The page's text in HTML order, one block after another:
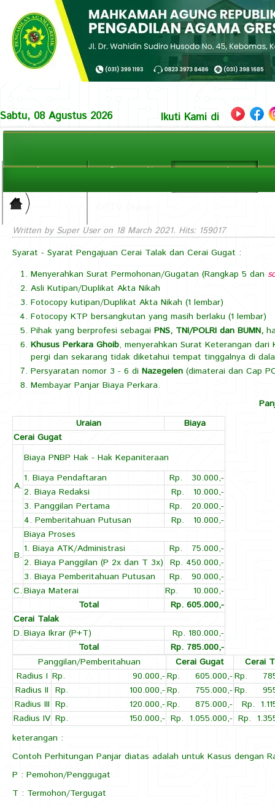
Sabtu, 08 Agustus 2026 Ikuti Kami di
Beranda Profil Pengadilan Layanan Hukum
PPID
Layanan
Hukum ||
Prosedur
Perkara
>
Pengajuan
>
Syarat
Perkara
>
Syarat
Perkara
Cerai....
Written by Super User on 18 March 2021. Hits: 159017
Syarat - Syarat Pengajuan Cerai Talak dan Cerai Gugat :
Menyerahkan Surat Permohonan/Gugatan (Rangkap 5 dan
Asli Kutipan/Duplikat Akta Nikah
Fotocopy kutipan/Duplikat Akta Nikah (1 lembar)
Fotocopy KTP bersangkutan yang masih berlaku (1 lembar)
Pihak yang berprofesi sebagai PNS, TNI/POLRI dan BUMN,
Khusus Perkara Ghoib, menyerahkan Surat Keterangan
pergi dan sekarang tidak diketahui tempat tinggalnya di
Persyaratan nomor 3 - 6 di Nazegelen (dimaterai dan Cap
Membayar Panjar Biaya Perkara.
Uraian
Biaya
Cerai Gugat
A.
Biaya PNBP Hak - Hak Kepaniteraan
1. Biaya Pendaftaran
Rp. 30.000,-
2. Biaya Redaksi
Rp. 10.000,-
3. Panggilan Pertama
Rp. 20.000,-
4. Pemberitahuan Putusan
Rp. 10.000,-
B.
Biaya Proses
1. Biaya ATK/Administrasi
Rp. 75.000,-
2. Biaya Panggilan (P 2x dan T 3x) Rp. 450.000,-
3. Biaya Pemberitahuan Putusan
Rp. 90.000,-
C. Biaya Materai
Rp. 10.000,-
Total
Rp. 605.000,-
Cerai Talak
D. Biaya Ikrar (P+T)
Rp. 180.000,-
Total
Rp. 785.000,-
Panggilan/Pemberitahuan
Cerai Gugat
Cerai
Radius I Rp. 90.000,-Rp. 605.000,-Rp.
Radius II Rp. 100.000,-Rp. 755.000,-Rp.
Radius III Rp. 120.000,-Rp. 875.000,-
Rp.
Radius IV Rp. 150.000,- Rp. 1.055.000,- Rp.
keterangan :
Contoh Perhitungan Panjar diatas adalah untuk Kasus dengan
P : Pemohon/Penggugat
T : Termohon/Tergugat